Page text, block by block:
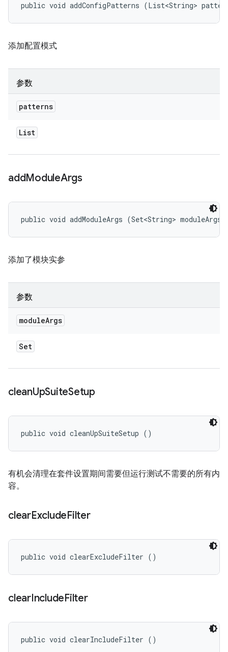
public void addConfigPatterns (List<String>
添加配置模式
参数
patterns
List
addModuleArgs
public void addModuleArgs (Set<String> moduleArgs)
添加了模块实参
参数
moduleArgs
Set
cleanUpSuiteSetup
public void cleanUpSuiteSetup ()
有机会清理在套件设置期间需要但运行测试不需要的所有内
容。
clearExcludeFilter
public void clearExcludeFilter ()
clearIncludeFilter
public void clearIncludeFilter ()